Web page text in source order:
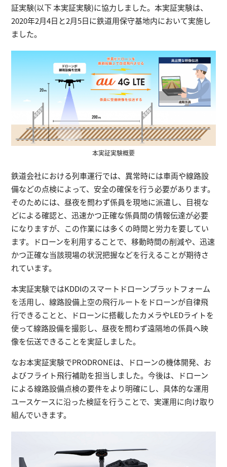
証実験(以下 本実証実験)に協力しました。本実証実験は、
2020年2月4日と2月5日に鉄道用保守基地内において実施し
ました。
本実証実験概要
鉄道会社における列車運行では、異常時には車両や線路設
備などの点検によって、安全の確保を行う必要があります。
そのためには、昼夜を問わず係員を現地に派遣し、目視な
どによる確認と、迅速かつ正確な係員間の情報伝達が必要
になりますが、この作業には多くの時間と労力を要してい
ます。ドローンを利用することで、移動時間の削減や、迅速
かつ正確な当該現場の状況把握などを行えることが期待さ
れています。
本実証実験ではKDDIのスマートドローンプラットフォーム
を活用し、線路設備上空の飛行ルートをドローンが自律飛
行できることと、ドローンに搭載したカメラやLEDライトを
使って線路設備を撮影し、昼夜を問わず遠隔地の係員へ映
像を伝送できることを実証しました。
なお本実証実験でPRODRONEは、ドローンの機体開発、お
よびフライト飛行補助を担当しました。今後は、ドローン
による線路設備点検の要件をより明確にし、具体的な運用
ユースケースに沿った検証を行うことで、実運用に向け取り
組んでいきます。